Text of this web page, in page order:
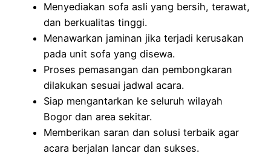
Menyediakan sofa asli yang bersih, terawat,
dan berkualitas tinggi.
Menawarkan jaminan jika terjadi kerusakan
pada unit sofa yang disewa.
Proses pemasangan dan pembongkaran
dilakukan sesuai jadwal acara.
Siap mengantarkan ke seluruh wilayah
Bogor dan area sekitar.
Memberikan saran dan solusi terbaik agar
acara berjalan lancar dan sukses.